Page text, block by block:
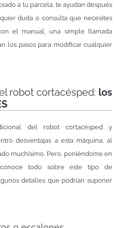
a tu parcela, te ayudan después
duda o consulta que necesites
el manual, una simple llamada
los pasos para modificar cualquier
robot cortacésped: los
del robot cortacésped y
desventajas a esta máquina, al
muchísimo. Pero, poniéndome en
todo sobre este tipo de
detalles que podrían suponer